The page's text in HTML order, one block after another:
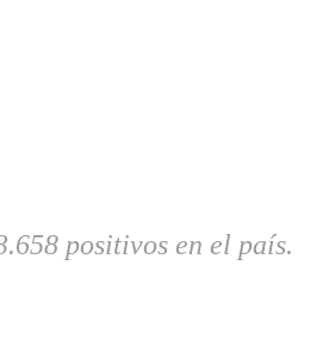
positivos en el país.